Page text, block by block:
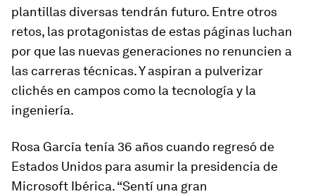
plantillas diversas tendrán futuro. Entre otros
retos, las protagonistas de estas páginas luchan
por que las nuevas generaciones no renuncien a
las carreras técnicas. Y aspiran a pulverizar
clichés en campos como la tecnología y la
ingeniería.
Rosa García tenía 36 años cuando regresó de
Estados Unidos para asumir la presidencia de
Microsoft Ibérica. “Sentí una gran